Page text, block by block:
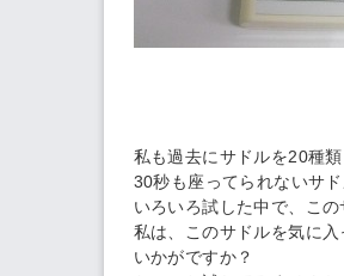
私も過去にサドルを20種
30秒も座ってられないサ
いろいろ試した中で、この
私は、このサドルを気に入
いかがですか？